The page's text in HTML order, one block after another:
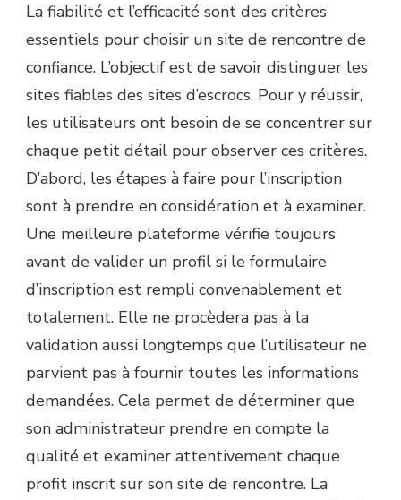
La fiabilité et l’efficacité sont des critères
essentiels pour choisir un site de rencontre de
confiance. L’objectif est de savoir distinguer les
sites fiables des sites d’escrocs. Pour y réussir,
les utilisateurs ont besoin de se concentrer sur
chaque petit détail pour observer ces critères.
D’abord, les étapes à faire pour l’inscription
sont à prendre en considération et à examiner.
Une meilleure plateforme vérifie toujours
avant de valider un profil si le formulaire
d’inscription est rempli convenablement et
totalement. Elle ne procèdera pas à la
validation aussi longtemps que l’utilisateur ne
parvient pas à fournir toutes les informations
demandées. Cela permet de déterminer que
son administrateur prendre en compte la
qualité et examiner attentivement chaque
profit inscrit sur son site de rencontre. La